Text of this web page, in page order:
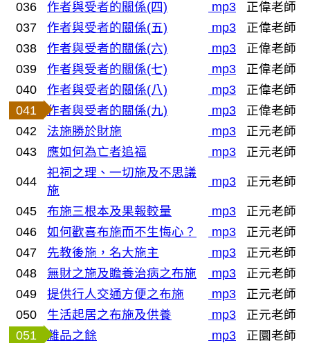
036 作者與受者的關係(四) mp3
正偉老師
037
作者與受者的關係(五) mp3
正偉老師
038
作者與受者的關係(六) mp3
正偉老師
039
作者與受者的關係(七) mp3
正偉老師
040
作者與受者的關係(八) mp3
正偉老師
041
作者與受者的關係(九) mp3
正偉老師
042
法施勝於財施 mp3
正元老師
043
應如何為亡者追福 mp3 正元老師
044
祀祠之理、一切施及不思議
施
mp3 正元老師
045 布施三根本及果報較量 mp3
正元老師
046
如何歡喜布施而不生悔心？ mp3
正元老師
047
先教後施，名大施主 mp3
正元老師
048
無財之施及瞻養治病之布施 mp3
正元老師
049
提供行人交通方便之布施 mp3
正元老師
050
生活起居之布施及供養 mp3
正元老師
051
雜品之餘 mp3
正圜老師